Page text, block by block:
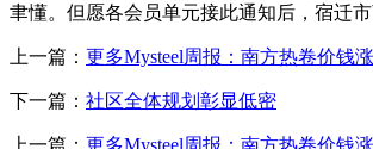
聿懂。但愿各会员单元接此通知后，宿迁
上一篇： 更多Mysteel周报：南方热卷价钱
下一篇： 社区全体规划彰显低密
上一篇： 更多Mysteel周报：南方热卷价钱